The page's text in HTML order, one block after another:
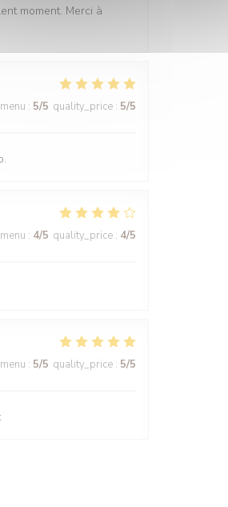
moment. Merci à
menu : 5/5 quality_price : 5/5
menu : 4/5 quality_price : 4/5
menu : 5/5 quality_price : 5/5